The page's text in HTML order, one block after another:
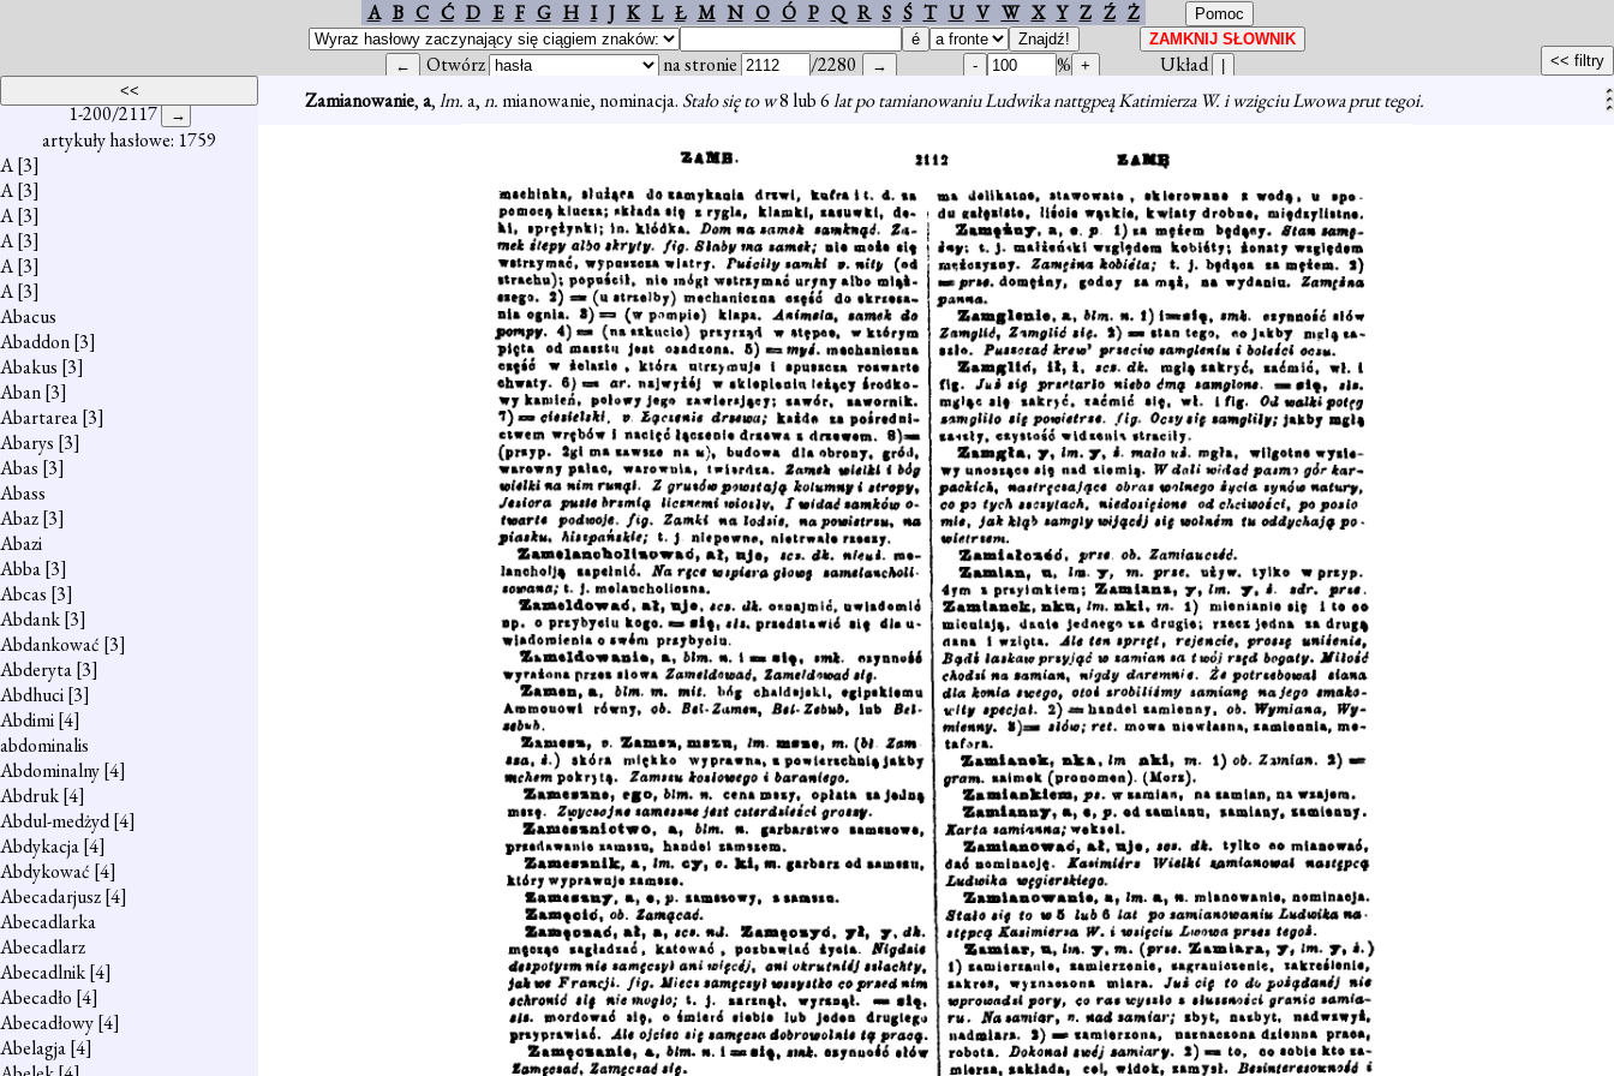
A B C Ć D E F G H I J K L Ł M N O Ó P Q R S Ś T U V W X Y Z Ź Ż
Otwórz na stronie /2280 %
Układ
1-200/2117
artykuły hasłowe: 1759
A[3]
A[3]
A[3]
A[3]
A[3]
A[3]
Abacus
Abaddon[3]
Abakus [3]
Aban[3]
Abartarea[3]
Abarys [3]
Abas [3]
Abass
Abaz[3]
Abazi
Abba[3]
Abcas [3]
Abdank[3]
Abdankować [3]
Abderyta[3]
Abdhuci[3]
Abdimi[4]
abdominalis
Abdominalny[4]
Abdruk[4]
Abdul-medżyd[4]
Abdykacja[4]
Abdykować [4]
Abecadarjusz[4]
Abecadlarka
Abecadlarz
Abecadlnik[4]
Abecadło [4]
Abecadłowy[4]
Abelagja[4]
Zamianowanie,a,lm.a,n. mianowanie, nominacja. Stało się to w8 lub 6lat po tamianowaniu Ludwika nattgpeą Katimierza W. i wzigciu Lwowa prut tegoi.